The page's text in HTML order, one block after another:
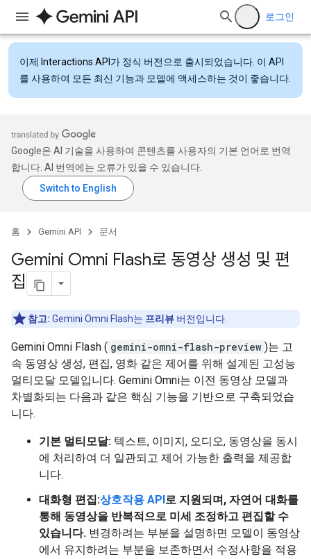
로그인
이제 Interactions API 가 정식 버전으로 출시되었습니다. 이 API
를 사용하여 모든 최신 기능과 모델에 액세스하는 것이 좋습니다.
Google은 AI 기술을 사용하여 콘텐츠를 사용자의 기본 언어로 번역
합니다. AI 번역에는 오류가 있을 수 있습니다.
홈 Gemini API 문서
Gemini Omni Flash로 동영상 생성 및 편
집
참고: Gemini Omni Flash는 프리뷰 버전입니다.
Gemini Omni Flash ( gemini-omni-flash-preview )는 고
속 동영상 생성, 편집, 영화 같은 제어를 위해 설계된 고성능
멀티모달 모델입니다. Gemini Omni는 이전 동영상 모델과
차별화되는 다음과 같은 핵심 기능을 기반으로 구축되었습
니다.
기본 멀티모달: 텍스트, 이미지, 오디오, 동영상을 동시
에 처리하여 더 일관되고 제어 가능한 출력을 제공합
니다.
대화형 편집:상호작용 API로 지원되며, 자연어 대화를
통해 동영상을 반복적으로 미세 조정하고 편집할 수
있습니다. 변경하려는 부분을 설명하면 모델이 동영상
에서 유지하려는 부분을 보존하면서 수정사항을 적용